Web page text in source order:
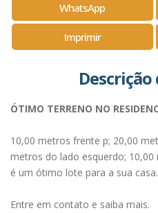
WhatsApp
Imprimir
ÓTIMO TERRENO NO
10,00 metros frente p; 20,00
metros do lado esquerdo;
é um ótimo lote para a sua casa.
Entre em contato e saiba mais.